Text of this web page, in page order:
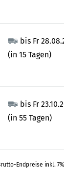
bis Fr
(in 15 Tagen)
bis Fr
(in 55 Tagen)
Endpreise inkl.